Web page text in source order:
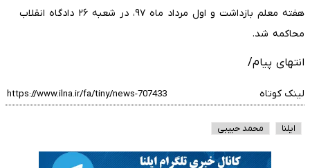
هفته معلم بازداشت و اول مرداد ماه ۹۷، در شعبه ۲۶ دادگاه انقلاب
محاکمه شد.
انتهای پیام/
لینک کوتاه
ایلنا محمد حبیبی